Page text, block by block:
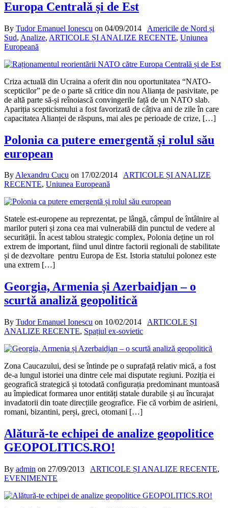
Europa Centrală și de Est
By Tudor Emanuel Ionescu on 04/09/2014
Americile de Nord și
Sud, Analize, ARTICOLE ȘI ANALIZE RECENTE, Uniunea
Europeană
Criza actuală din Ucraina a oferit din nou oportunitatea “NATO-
scepticilor” pe de o parte să critice din nou Alianța de pasivitate, pe
de altă parte să-și reînoiască convingerile față de un NATO slab.
Apariția scepticismului a fost favorizată de câțiva ani de zile în care
capacitatea Alianței de răspuns, mai ales pe perioade de crize, […]
Polonia ca putere emergentă și rolul său
european
ByAlexandru Cucu on 17/02/2014
ARTICOLE ȘI ANALIZE
RECENTE, Uniunea Europeană
Statele est-europene au reprezentat, pe lângă, câmpul de întâlnire al
marilor puteri și zona cea mai vulnerabilă din punctul de vedere al
securității. În acest tablou strategic complex, Polonia deține un rol
extrem de important, fiind unul dintre factorii regionali de stabilitate
și de dezvoltare pentru Europa de Est. Istoria statului polonez este
una extrem […]
Georgia, Armenia și Azerbaidjan – o
scurtă analiză geopolitică
By Tudor Emanuel Ionescu on 10/02/2014
ARTICOLE ȘI
ANALIZE RECENTE, Spațiul ex-sovietic
Zona Caucazului, desi se întinde pe o suprafață relativ mică, a fost
de-a lungul istoriei una dintre cele mai disputate regiuni. Poziția ei
geografică strategică și totodată configurația predominant muntoasă
au împiedicat formarea unor entități statale durabile și au încurajat
invadatorii din toate direcțiile geografice. Fie că vorbim de asirieni,
romani, bizantini, perși, greci, otomani […]
Alătură-te echipei de analize geopolitice
GEOPOLITICS.RO!
By admin on 27/09/2013 ARTICOLE ȘI ANALIZE RECENTE,
EVENIMENTE